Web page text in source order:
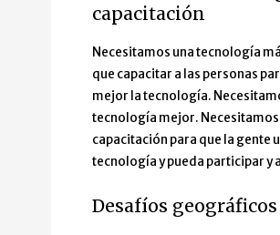
capacitación
Necesitamos una tecnología
que capacitar a las personas
mejor la tecnología.
tecnología mejor. Necesitamos
capacitación para que la gente
tecnología y pueda participar y
Desafíos geográficos